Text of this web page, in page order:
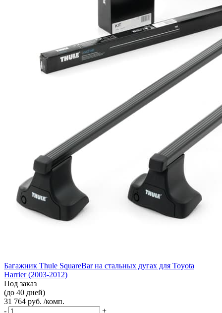
Багажник Thule SquareBar на стальных дугах для Toyota
Harrier (2003-2012)
Под заказ
(до 40 дней)
31 764 руб. /комп.
-
+